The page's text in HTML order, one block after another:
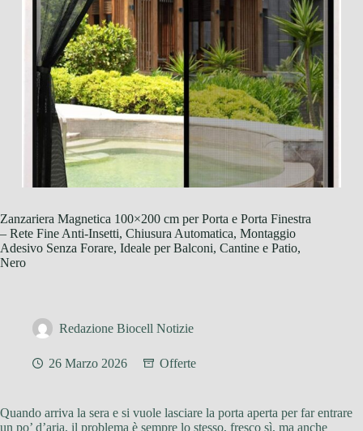
Zanzariera Magnetica 100×200 cm per Porta e Porta Finestra
– Rete Fine Anti-Insetti, Chiusura Automatica, Montaggio
Adesivo Senza Forare, Ideale per Balconi, Cantine e Patio,
Nero
Redazione Biocell Notizie
26 Marzo 2026 Offerte
Quando arriva la sera e si vuole lasciare la porta aperta per far entrare
un po’ d’aria, il problema è sempre lo stesso, fresco sì, ma anche